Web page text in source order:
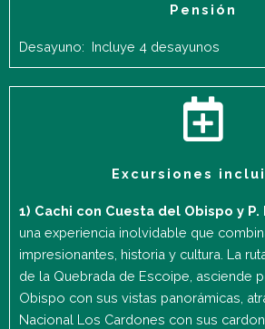
Pensión
Desayuno: Incluye 4 desayunos
Excursiones
1) Cachi con Cuesta del Obispo y P.
una experiencia inolvidable que
impresionantes, historia y cultura. La
de la Quebrada de Escoipe, asciende
Obispo con sus vistas panorámicas,
Nacional Los Cardones con sus